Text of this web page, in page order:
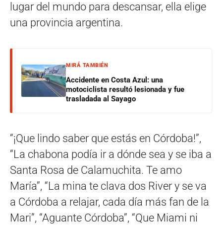
lugar del mundo para descansar, ella elige
una provincia argentina.
MIRÁ TAMBIÉN
Accidente en Costa Azul: una
motociclista resultó lesionada y fue
trasladada al Sayago
“¡Que lindo saber que estás en Córdoba!”,
“La chabona podía ir a dónde sea y se iba a
Santa Rosa de Calamuchita. Te amo
María”, “La mina te clava dos River y se va
a Córdoba a relajar, cada día más fan de la
Mari”, “Aguante Córdoba”, “Que Miami ni